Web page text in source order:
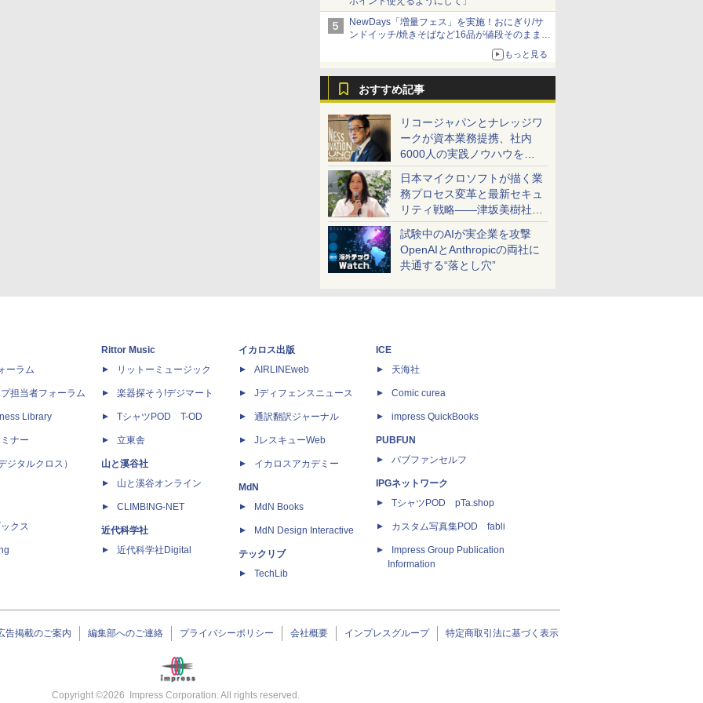
NewDays「増量フェス」を実施！おにぎり/サ
ンドイッチ/焼きそばなど16品が値段そのままで
もっと見る
おすすめ記事
リコージャパンとナレッジワ
ークが資本業務提携、社内
6000人の実践ノウハウを生
かした「AI商談記録 for
RICOH」を展開へ
日本マイクロソフトが描く業
務プロセス変革と最新セキュ
リティ戦略――津坂美樹社長
が2027年度戦略を説明
試験中のAIが実企業を攻撃
OpenAIとAnthropicの両社に
共通する“落とし穴”
ーラム
担当者フォーラム
Library
ナー
ジタルクロス）
クス
Rittor Music
リットーミュージック
楽器探そう!デジマート
TシャツPOD T-OD
立東舎
山と溪谷社
山と溪谷オンライン
CLIMBING-NET
近代科学社
近代科学社Digital
イカロス出版
AIRLINEweb
Jディフェンスニュース
通訳翻訳ジャーナル
JレスキューWeb
イカロスアカデミー
MdN
MdN Books
MdN Design Interactive
テックリブ
TechLib
ICE
天海社
Comic curea
impress QuickBooks
PUBFUN
パブファンセルフ
IPGネットワーク
TシャツPOD pTa.shop
カスタム写真集POD fabli
Impress Group Publication
Information
告掲載のご案内 編集部へのご連絡 プライバシーポリシー 会社概要 インプレスグループ 特定商取引法に基づく表示
Copyright ©2026 Impress Corporation. All rights reserved.